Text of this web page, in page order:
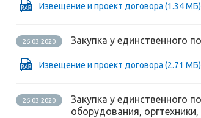
Извещение и проект договора (1.34 МБ)
26.03.2020 Закупка у единственного
Извещение и проект договора (2.71 МБ)
26.03.2020
Закупка у единственного
оборудования,